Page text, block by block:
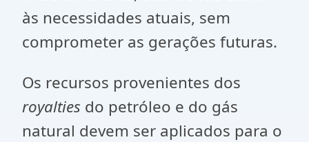
às necessidades atuais, sem
comprometer as gerações futuras.
Os recursos provenientes dos
royalties do petróleo e do gás
natural devem ser aplicados para o